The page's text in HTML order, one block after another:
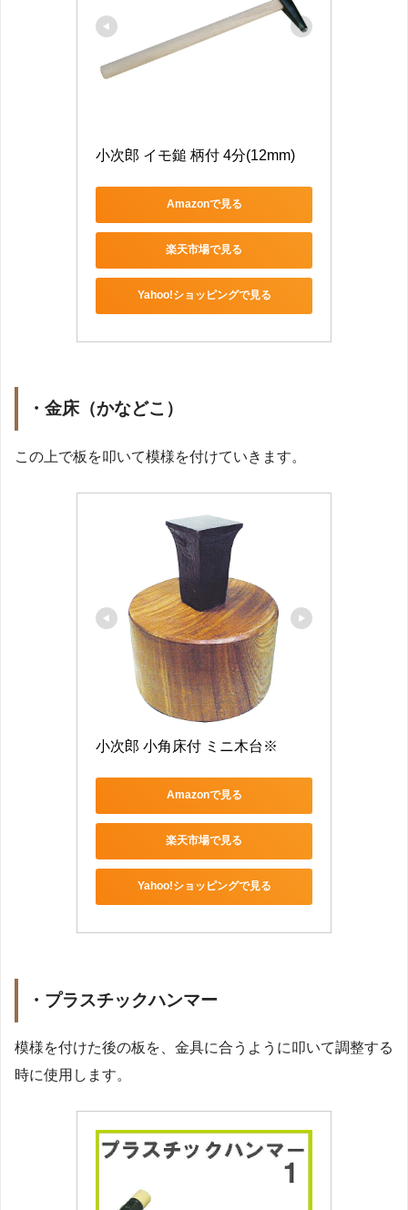
小次郎 イモ鎚 柄付 4分(12mm)
Amazonで見る
楽天市場で見る
Yahoo!ショッピングで見る
・ 金床（かなどこ）
この上で板を叩いて模様を付けていきます。
小次郎 小角床付 ミニ木台※
Amazonで見る
楽天市場で見る
Yahoo!ショッピングで見る
・ プラスチックハンマー
模様を付けた後の板を、金具に合うように叩いて調整する
時に使用します。